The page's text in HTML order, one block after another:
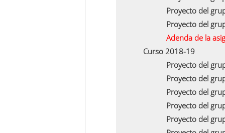
Proyecto del
Proyecto del
Adenda de la
Curso 2018-19
Proyecto del
Proyecto del
Proyecto del
Proyecto del
Proyecto del